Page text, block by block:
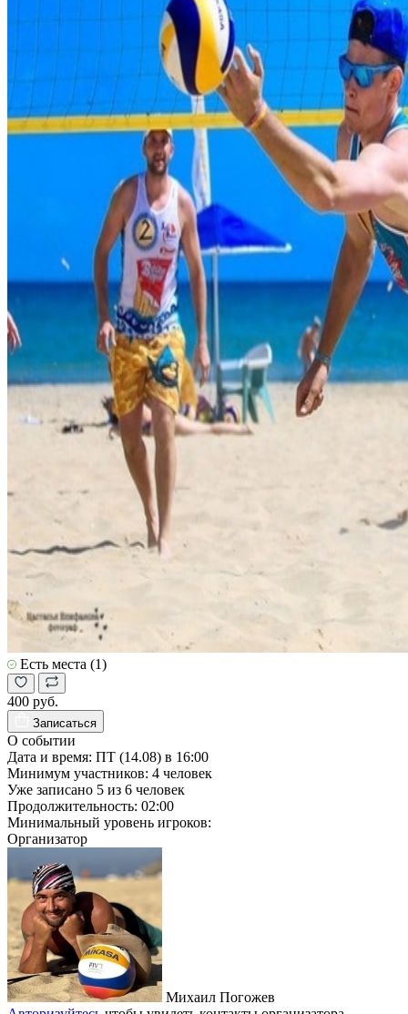
Есть места (1)
400 руб.
Записаться
О событии
Дата и время: ПТ (14.08) в 16:00
Минимум участников: 4 человек
Уже записано 5 из 6 человек
Продолжительность: 02:00
Минимальный уровень игроков:
Организатор
Михаил Погожев